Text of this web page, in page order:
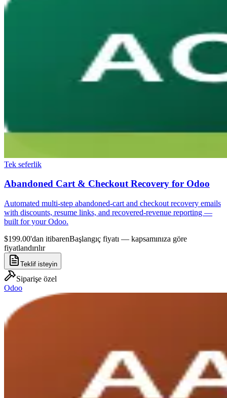
Tek seferlik
Abandoned Cart & Checkout Recovery for Odoo
Automated multi-step abandoned-cart and checkout recovery emails
with discounts, resume links, and recovered-revenue reporting —
built for your Odoo.
$199.00'dan itibarenBaşlangıç fiyatı — kapsamınıza göre
fiyatlandırılır
Teklif isteyin
Siparişe özel
Odoo